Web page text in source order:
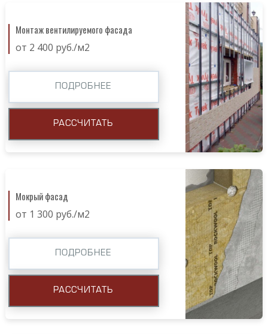
Монтаж вентилируемого фасада
от 2 400 руб./м2
ПОДРОБНЕЕ
РАССЧИТАТЬ
Мокрый фасад
от 1 300 руб./м2
ПОДРОБНЕЕ
РАССЧИТАТЬ